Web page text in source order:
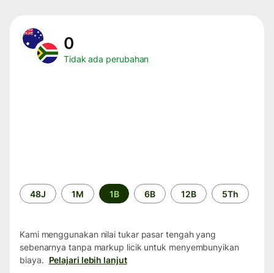
0
Tidak ada perubahan
Periode
waktu
48J 1M 1B 6B 12B 5Th
Kami menggunakan nilai tukar pasar tengah yang
sebenarnya tanpa markup licik untuk menyembunyikan
biaya. Pelajari lebih lanjut